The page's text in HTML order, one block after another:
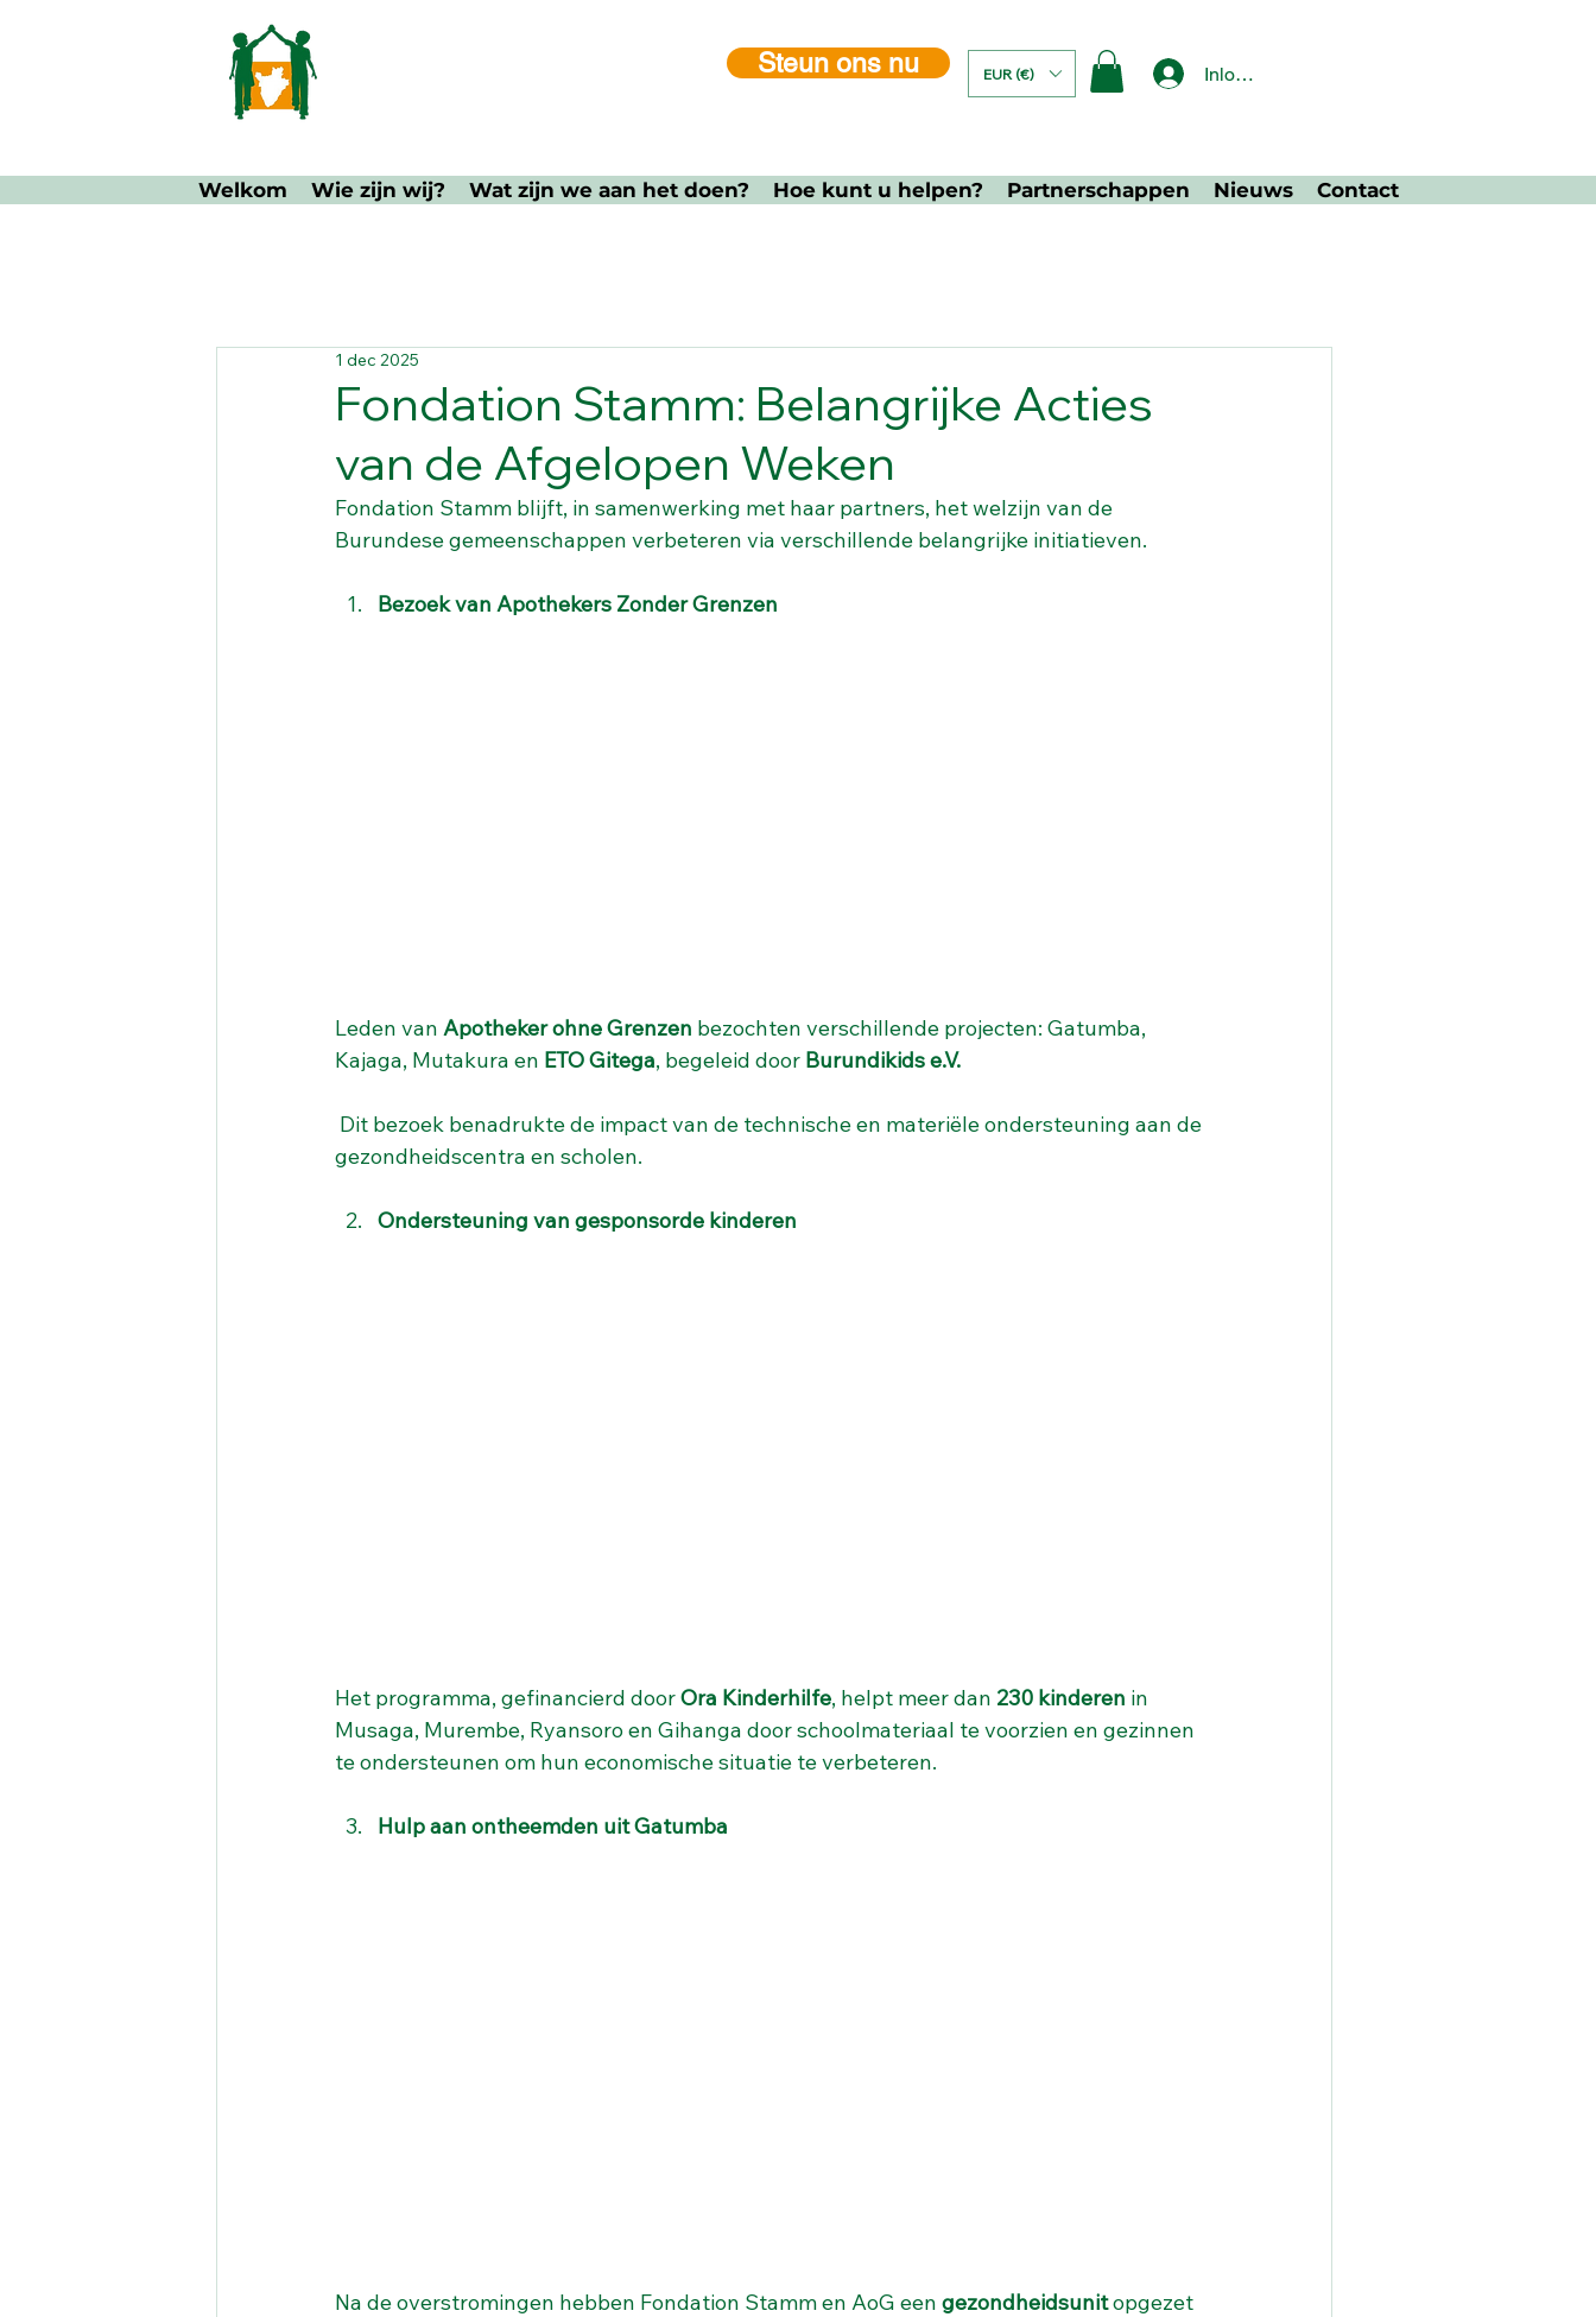
Steun ons nu EUR (€) Inloggen
Welkom Wie zijn wij? Wat zijn we aan het doen? Hoe kunt u helpen? Partnerschappen Nieuws Contact
Fondation Stamm: Belangrijke Acties
van de Afgelopen Weken
1 dec 2025
Fondation Stamm blijft, in samenwerking met haar partners, het welzijn van de
Burundese gemeenschappen verbeteren via verschillende belangrijke initiatieven.
Bezoek van Apothekers Zonder Grenzen
Leden van Apotheker ohne Grenzen bezochten verschillende projecten: Gatumba,
Kajaga, Mutakura en ETO Gitega, begeleid door Burundikids e.V.
gezondheidscentra en scholen.
Ondersteuning van gesponsorde kinderen
Het programma, gefinancierd door Ora Kinderhilfe, helpt meer dan 230 kinderen in
Musaga, Murembe, Ryansoro en Gihanga door schoolmateriaal te voorzien en gezinnen
te ondersteunen om hun economische situatie te verbeteren.
Hulp aan ontheemden uit Gatumba
Na de overstromingen hebben Fondation Stamm en AoG een gezondheidsunit opgezet